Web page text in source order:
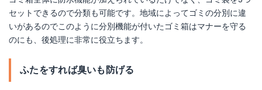
セットできるので分類も可能です。地域によってゴミの分別に違
いがあるのでこのように分別機能が付いたゴミ箱はマナーを守る
のにも、後処理に非常に役立ちます。
ふたをすれば臭いも防げる